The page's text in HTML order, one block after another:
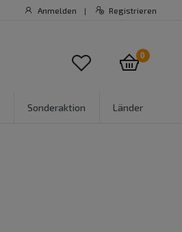
Anmelden | Registrieren
0
Sonderaktion Länder